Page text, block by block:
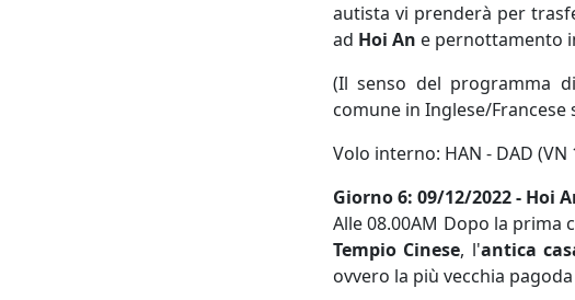
autista vi prenderà per
ad Hoi An e pernottamento
(Il senso del programma
comune in Inglese/Francese
Volo interno: HAN - DAD (VN
Giorno6: 09/12/2022 - Hoi
Alle 08.00AM Dopo la prima
Tempio Cinese, l'antica
ovvero la più vecchia